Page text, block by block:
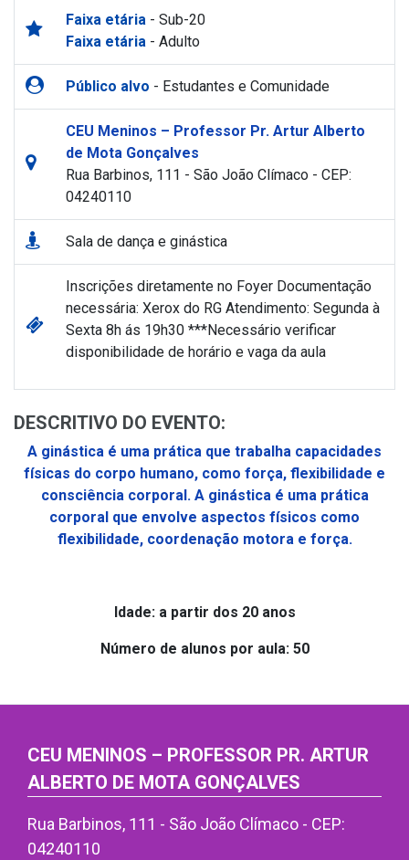
Faixa etária - Sub-20
Faixa etária - Adulto
Público alvo - Estudantes e Comunidade
CEU Meninos – Professor Pr. Artur Alberto
de Mota Gonçalves
Rua Barbinos, 111 - São João Clímaco - CEP:
04240110
Sala de dança e ginástica
Inscrições diretamente no Foyer Documentação
necessária: Xerox do RG Atendimento: Segunda à
Sexta 8h ás 19h30 ***Necessário verificar
disponibilidade de horário e vaga da aula
DESCRITIVO DO EVENTO:
A ginástica é uma prática que trabalha capacidades
físicas do corpo humano, como força, flexibilidade e
consciência corporal. A ginástica é uma prática
corporal que envolve aspectos físicos como
flexibilidade, coordenação motora e força.
Idade: a partir dos 20 anos
Número de alunos por aula: 50
CEU MENINOS – PROFESSOR PR. ARTUR
ALBERTO DE MOTA GONÇALVES
Rua Barbinos, 111 - São João Clímaco - CEP:
04240110